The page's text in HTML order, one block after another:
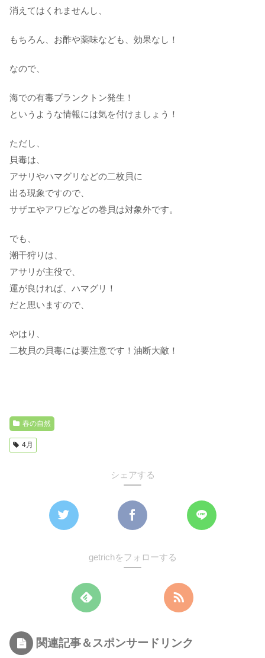
消えてはくれませんし、
もちろん、お酢や薬味なども、効果なし！
なので、
海での有毒プランクトン発生！
というような情報には気を付けましょう！
ただし、
貝毒は、
アサリやハマグリなどの二枚貝に
出る現象ですので、
サザエやアワビなどの巻貝は対象外です。
でも、
潮干狩りは、
アサリが主役で、
運が良ければ、ハマグリ！
だと思いますので、
やはり、
二枚貝の貝毒には要注意です！油断大敵！
春の自然
4月
シェアする
getrichをフォローする
関連記事＆スポンサードリンク